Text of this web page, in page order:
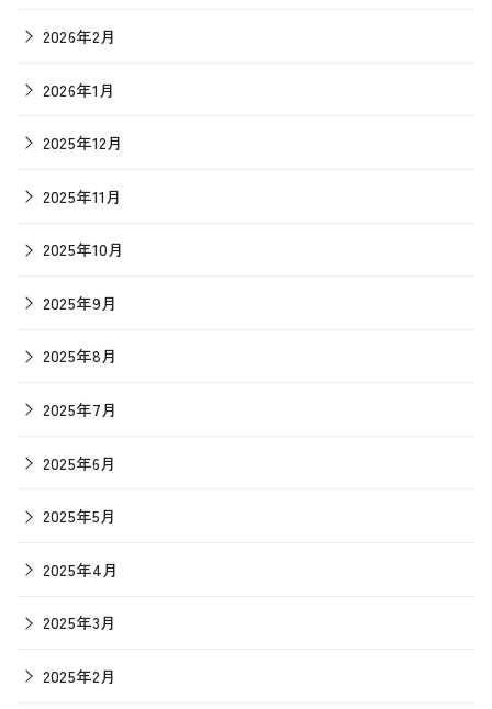
2026年2月
2026年1月
2025年12月
2025年11月
2025年10月
2025年9月
2025年8月
2025年7月
2025年6月
2025年5月
2025年4月
2025年3月
2025年2月